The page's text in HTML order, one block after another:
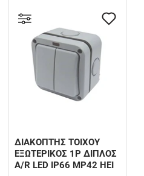
ΔΙΑΚΟΠΤΗΣ ΤΟΙΧΟΥ
ΕΞΩΤΕΡΙΚΟΣ 1P ΔΙΠΛΟΣ
A/R LED IP66 MP42 HEI